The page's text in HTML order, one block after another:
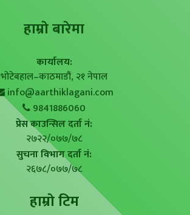
हाम्राे बारेमा
कार्यालय:
भोटेबहाल–काठमाडौं, २१ नेपाल
info@aarthiklagani.com
9841886060
प्रेस काउन्सिल दर्ता नं:
२७२२/०७७/७८
सुचना विभाग दर्ता नं:
२६७८/०७७/७८
हाम्राे टिम